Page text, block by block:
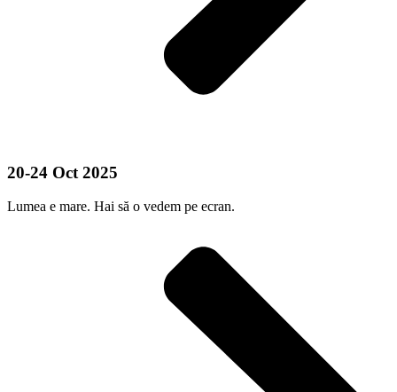
20-24 Oct 2025
Lumea e mare. Hai să o vedem pe ecran.